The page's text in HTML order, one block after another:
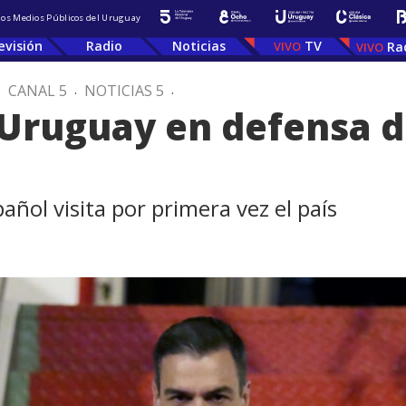
Medios Públicos del Uruguay
Radio Noticias TV
CANAL 5 . NOTICIAS 5 .
en defensa
visita por primera vez el país